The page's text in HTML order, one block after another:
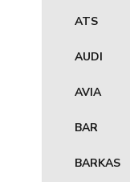
ATS
AUDI
AVIA
BAR
BARKAS